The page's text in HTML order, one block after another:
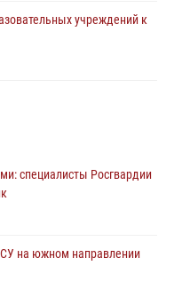
учреждений к
безопасности Дня
области
специалисты Росгвардии
на южном направлении